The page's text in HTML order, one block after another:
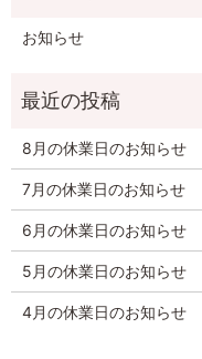
お知らせ
8月の休業日のお知らせ
7月の休業日のお知らせ
6月の休業日のお知らせ
5月の休業日のお知らせ
4月の休業日のお知らせ